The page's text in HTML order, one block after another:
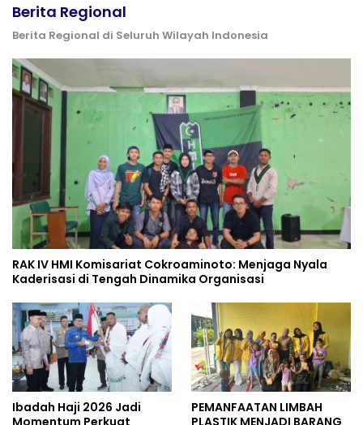
Berita Regional
Berita Regional di Seluruh Wilayah Indonesia
RAK IV HMI Komisariat Cokroaminoto: Menjaga Nyala
Kaderisasi di Tengah Dinamika Organisasi
Ibadah Haji 2026 Jadi
PEMANFAATAN LIMBAH